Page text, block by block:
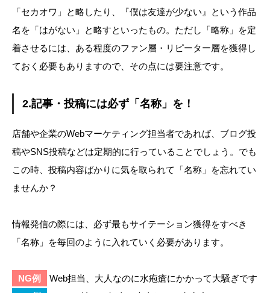
「セカオワ」と略したり、『僕は友達が少ない』という作品
名を「はがない」と略すといったもの。ただし「略称」を定
着させるには、ある程度のファン層・リピーター層を獲得し
ておく必要もありますので、その点には要注意です。
2.記事・投稿には必ず「名称」を！
店舗や企業のWebマーケティング担当者であれば、ブログ投
稿やSNS投稿などは定期的に行っていることでしょう。でも
この時、投稿内容ばかりに気を取られて「名称」を忘れてい
ませんか？
情報発信の際には、必ず最もサイテーション獲得をすべき
「名称」を毎回のように入れていく必要があります。
NG例
Web担当、大人なのに水疱瘡にかかって大騒ぎです